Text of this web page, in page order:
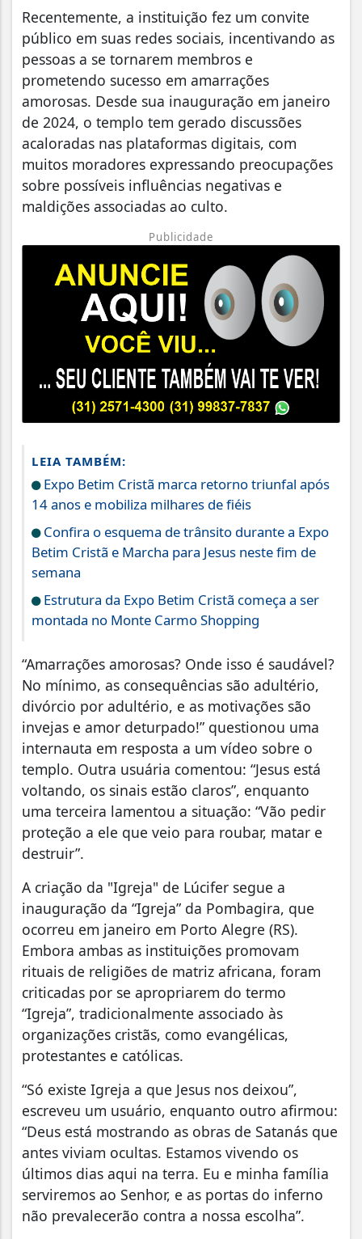
Recentemente, a instituição fez um convite
público em suas redes sociais, incentivando as
pessoas a se tornarem membros e
prometendo sucesso em amarrações
amorosas. Desde sua inauguração em janeiro
de 2024, o templo tem gerado discussões
acaloradas nas plataformas digitais, com
muitos moradores expressando preocupações
sobre possíveis influências negativas e
maldições associadas ao culto.
Publicidade
LEIA TAMBÉM:
Expo Betim Cristã marca retorno triunfal após
14 anos e mobiliza milhares de fiéis
Confira o esquema de trânsito durante a Expo
Betim Cristã e Marcha para Jesus neste fim de
semana
Estrutura da Expo Betim Cristã começa a ser
montada no Monte Carmo Shopping
“Amarrações amorosas? Onde isso é saudável?
No mínimo, as consequências são adultério,
divórcio por adultério, e as motivações são
invejas e amor deturpado!” questionou uma
internauta em resposta a um vídeo sobre o
templo. Outra usuária comentou: “Jesus está
voltando, os sinais estão claros”, enquanto
uma terceira lamentou a situação: “Vão pedir
proteção a ele que veio para roubar, matar e
destruir”.
A criação da "Igreja" de Lúcifer segue a
inauguração da “Igreja” da Pombagira, que
ocorreu em janeiro em Porto Alegre (RS).
Embora ambas as instituições promovam
rituais de religiões de matriz africana, foram
criticadas por se apropriarem do termo
“Igreja”, tradicionalmente associado às
organizações cristãs, como evangélicas,
protestantes e católicas.
“Só existe Igreja a que Jesus nos deixou”,
escreveu um usuário, enquanto outro afirmou:
“Deus está mostrando as obras de Satanás que
antes viviam ocultas. Estamos vivendo os
últimos dias aqui na terra. Eu e minha família
serviremos ao Senhor, e as portas do inferno
não prevalecerão contra a nossa escolha”.